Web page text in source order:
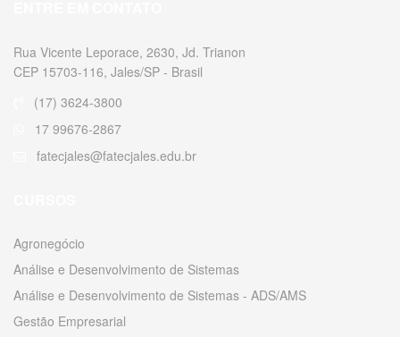
Rua Vicente Leporace, 2630, Jd. Trianon
CEP 15703-116, Jales/SP - Brasil
(17) 3624-3800
17 99676-2867
fatecjales@fatecjales.edu.br
Agronegócio
Análise e Desenvolvimento de Sistemas
Análise e Desenvolvimento de Sistemas - ADS/AMS
Gestão Empresarial